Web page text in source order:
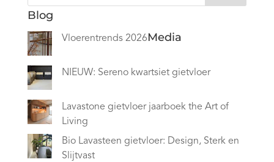
Blog
Vloerentrends 2026
NIEUW: Sereno kwartsiet gietvloer
Lavastone gietvloer jaarboek the Art of
Living
Bio Lavasteen gietvloer: Design, Sterk en
Slijtvast
Media